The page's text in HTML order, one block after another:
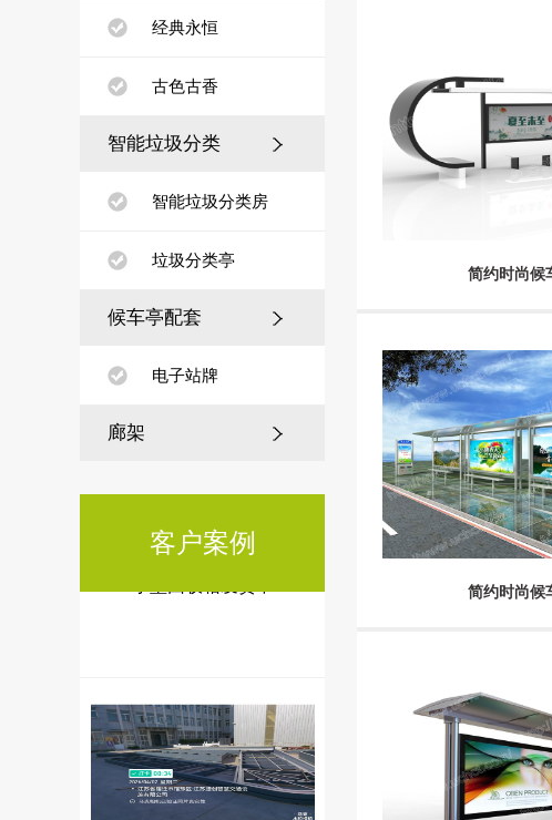
经典永恒
古色古香
智能垃圾分类
智能垃圾分类房
垃圾分类亭
候车亭配套
电子站牌
廊架
客户案例
城？揭秘市政候车亭建设背后
小型回收箱发货中
简约时尚候
简约时尚候